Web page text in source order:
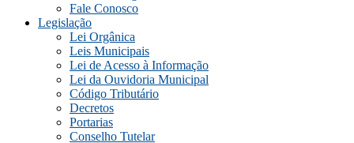
Fale Conosco
Legislação
Lei Orgânica
Leis Municipais
Lei de Acesso à Informação
Lei da Ouvidoria Municipal
Código Tributário
Decretos
Portarias
Conselho Tutelar